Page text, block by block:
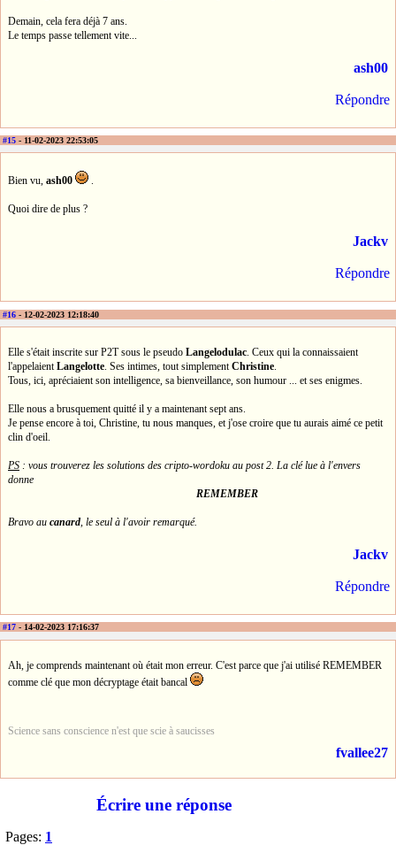
Demain, cela fera déjà 7 ans.
Le temps passe tellement vite...
ash00
Répondre
#15 - 11-02-2023 22:53:05
Bien vu, ash00 .
Quoi dire de plus ?
Jackv
Répondre
#16 - 12-02-2023 12:18:40
Elle s'était inscrite sur P2T sous le pseudo Langelodulac. Ceux qui la connaissaient
l'appelaientLangelotte. Ses intimes, tout simplementChristine.
Tous, ici, apréciaient son intelligence, sa bienveillance, son humour ... et ses enigmes.
Elle nous a brusquement quitté il y a maintenant sept ans.
Je pense encore à toi, Christine, tu nous manques, et j'ose croire que tu aurais aimé ce petit
clin d'oeil.
PS : vous trouverez les solutions des cripto-wordoku au post 2. La clé lue à l'envers
donne
REMEMBER
Bravo au canard, le seul à l'avoir remarqué.
Jackv
Répondre
#17 - 14-02-2023 17:16:37
Ah, je comprends maintenant où était mon erreur. C'est parce que j'ai utilisé REMEMBER
comme clé que mon décryptage était bancal
Science sans conscience n'est que scie à saucisses
fvallee27
Écrire une réponse
Pages: 1